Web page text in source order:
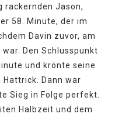
rackernden Jason,
58. Minute, der im
Davin zuvor, am
Den Schlusspunkt
und krönte seine
Dann war
Sieg in Folge perfekt.
Halbzeit und dem